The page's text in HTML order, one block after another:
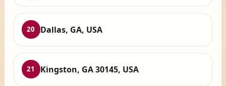
20 Dallas, GA, USA
21 Kingston, GA 30145, USA